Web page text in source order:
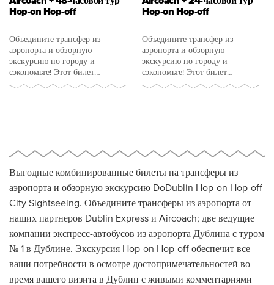
Hop-on Hop-off
Объедините трансфер из
аэропорта и обзорную
экскурсию по городу и
сэкономьте! Этот билет
включает в себябилет
в одну
Hop-on Hop-off
Объедините трансфер из
аэропорта и обзорную
экскурсию по городу и
сэкономьте! Этот билет
включает в себябилет в одну
Выгодные комбинированные билеты на трансферы из
аэропорта и обзорную экскурсию DoDublin Hop-on Hop-off
City Sightseeing. Объедините трансферы из аэропорта от
наших партнеров Dublin Express и Aircoach; две ведущие
компании экспресс-автобусов из аэропорта Дублина с туром
№ 1 в Дублине. Экскурсия Hop-on Hop-off обеспечит все
ваши потребности в осмотре достопримечательностей во
время вашего визита в Дублин с живыми комментариями